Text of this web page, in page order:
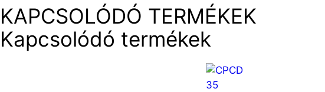
KAPCSOLÓDÓ TERMÉKEK
Kapcsolódó termékek